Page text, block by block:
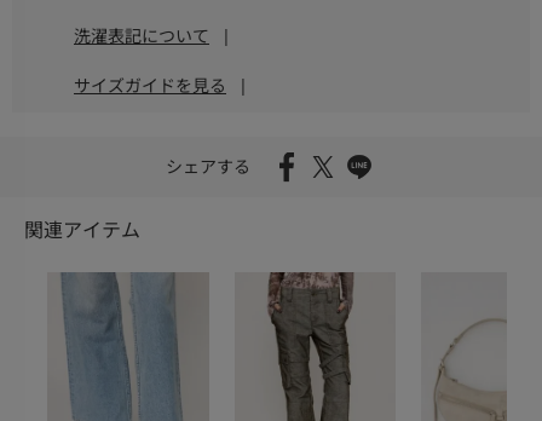
洗濯表記について |
サイズガイドを見る |
シェアする
関連アイテム